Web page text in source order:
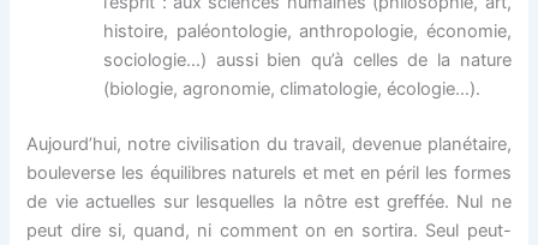
histoire, paléontologie, anthropologie, économie,
sociologie…) aussi bien qu’à celles de la nature
(biologie, agronomie, climatologie, écologie…).
Aujourd’hui, notre civilisation du travail, devenue planétaire,
bouleverse les équilibres naturels et met en péril les formes
de vie actuelles sur lesquelles la nôtre est greffée. Nul ne
peut dire si, quand, ni comment on en sortira. Seul peut-